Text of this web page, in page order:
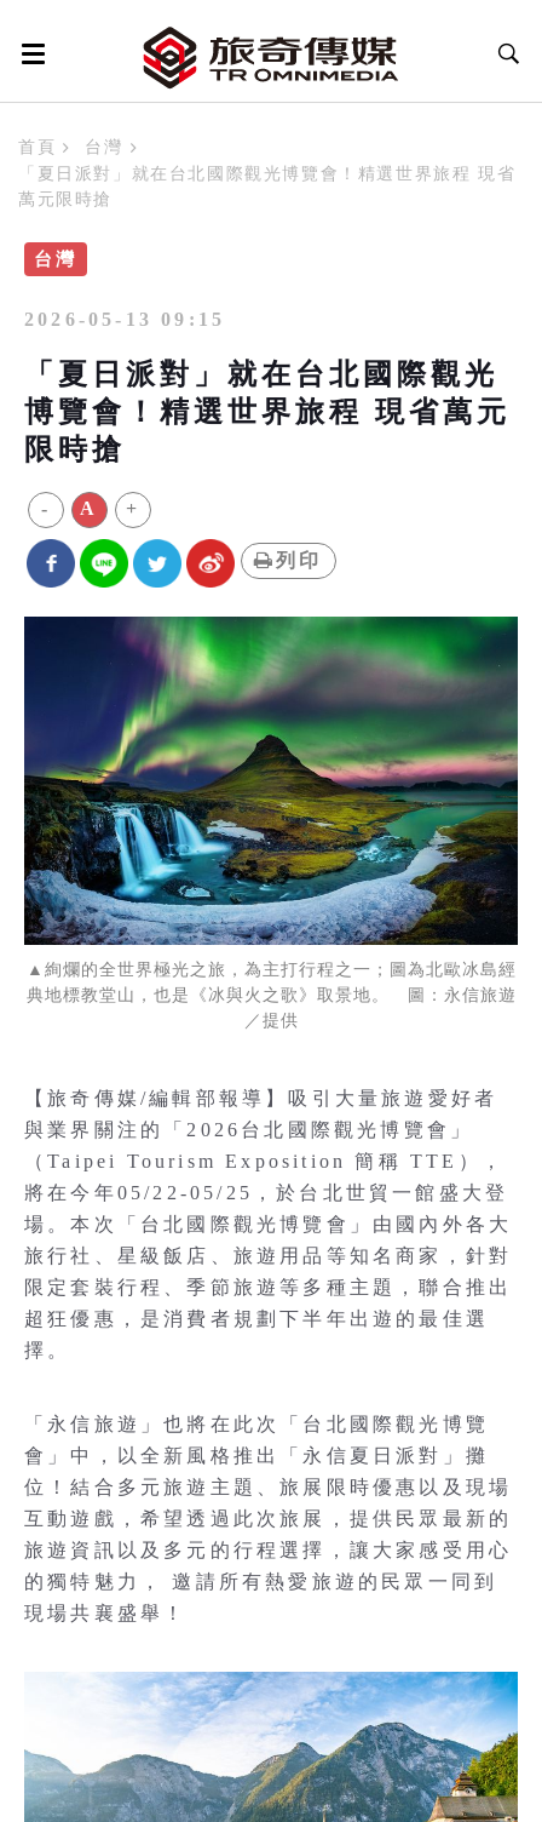
首頁
台灣
「夏日派對」就在台北國際觀光博覽會！精選世界旅程 現省
萬元限時搶
台灣
2026-05-13 09:15
「夏日派對」就在台北國際觀光
博覽會！精選世界旅程 現省萬元
限時搶
- A +
列印
▲絢爛的全世界極光之旅，為主打行程之一；圖為北歐冰島經
典地標教堂山，也是《冰與火之歌》取景地。 圖：永信旅遊
／提供
【旅奇傳媒/編輯部報導】吸引大量旅遊愛好者
與業界關注的「2026台北國際觀光博覽會」
（Taipei Tourism Exposition 簡稱 TTE），
將在今年05/22-05/25，於台北世貿一館盛大登
場。本次「台北國際觀光博覽會」由國內外各大
旅行社、星級飯店、旅遊用品等知名商家，針對
限定套裝行程、季節旅遊等多種主題，聯合推出
超狂優惠，是消費者規劃下半年出遊的最佳選
擇。
「永信旅遊」也將在此次「台北國際觀光博覽
會」中，以全新風格推出「永信夏日派對」攤
位！結合多元旅遊主題、旅展限時優惠以及現場
互動遊戲，希望透過此次旅展，提供民眾最新的
旅遊資訊以及多元的行程選擇，讓大家感受用心
的獨特魅力， 邀請所有熱愛旅遊的民眾一同到
現場共襄盛舉！